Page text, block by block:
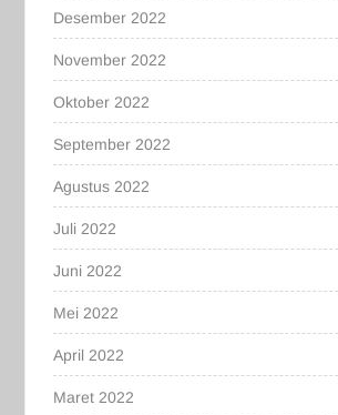
Desember 2022
November 2022
Oktober 2022
September 2022
Agustus 2022
Juli 2022
Juni 2022
Mei 2022
April 2022
Maret 2022